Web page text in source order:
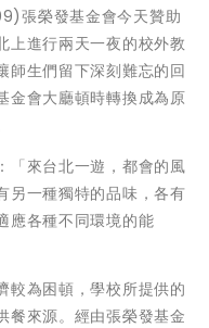
張榮發基金會今天贊助
上進行兩天一夜的校外教
師生們留下深刻難忘的回
金會大廳頓時轉換成為原
「來台北一遊，都會的風
另一種獨特的品味，各有
應各種不同環境的能
較為困頓，學校所提供的
餐來源。經由張榮發基金